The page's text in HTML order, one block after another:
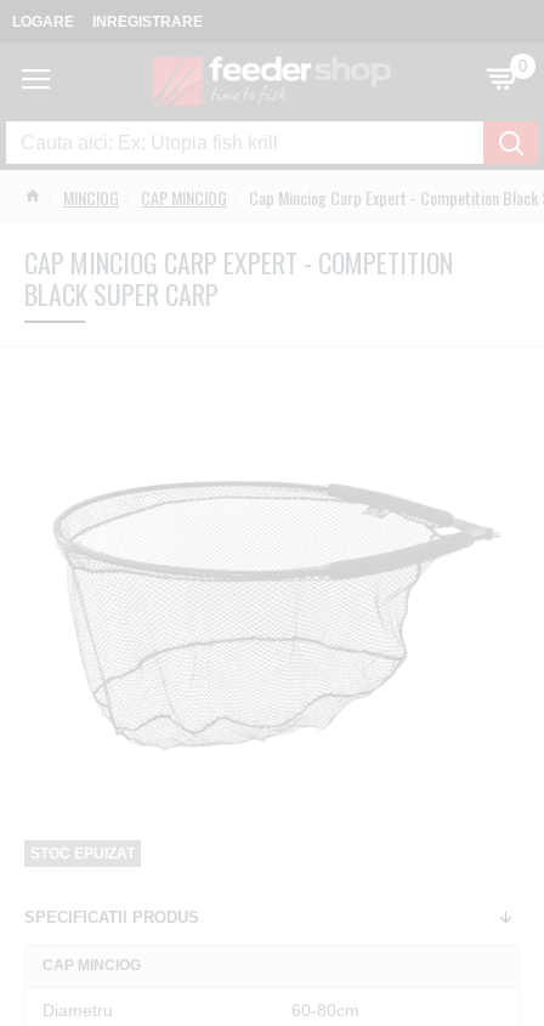
LOGARE INREGISTRARE
0
MINCIOG CAP MINCIOG Cap Minciog Carp Expert - Competition Black
CAP MINCIOG CARP EXPERT - COMPETITION
BLACK SUPER CARP
STOC EPUIZAT
SPECIFICATII PRODUS
CAP MINCIOG
Diametru 60-80cm